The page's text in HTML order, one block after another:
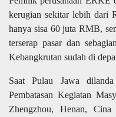
kerugian sekitar lebih dari
hanya sisa 60 juta RMB,
terserap pasar dan
Kebangkrutan sudah di
Saat Pulau Jawa dilanda
Pembatasan Kegiatan
Zhengzhou, Henan,